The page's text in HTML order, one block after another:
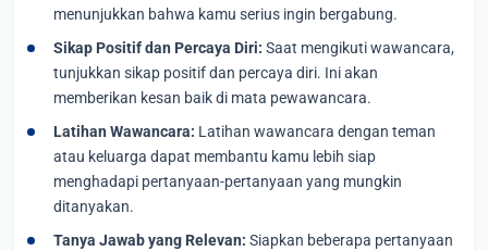
menunjukkan bahwa kamu serius ingin bergabung.
Sikap Positif dan Percaya Diri: Saat mengikuti wawancara,
tunjukkan sikap positif dan percaya diri. Ini akan
memberikan kesan baik di mata pewawancara.
Latihan Wawancara: Latihan wawancara dengan teman
atau keluarga dapat membantu kamu lebih siap
menghadapi pertanyaan-pertanyaan yang mungkin
ditanyakan.
Tanya Jawab yang Relevan: Siapkan beberapa pertanyaan